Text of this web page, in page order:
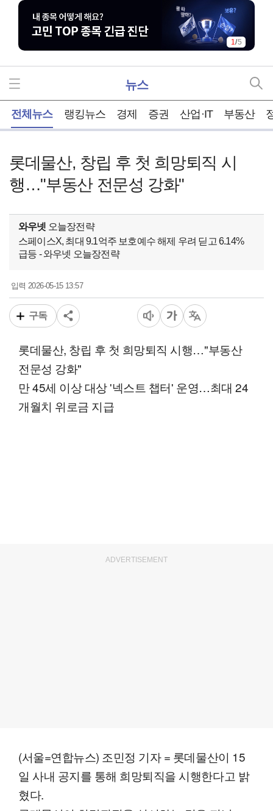
1/5
뉴스
전체뉴스 랭킹뉴스 경제 증권 산업·IT 부동산
롯데물산, 창립 후 첫 희망퇴직 시
행…"부동산 전문성 강화"
와우넷 오늘장전략
스페이스X, 최대 9.1억주 보호예수 해제 우려 딛고 6.14%
급등 - 와우넷 오늘장전략
입력2026-05-15 13:57
구독
롯데물산, 창립 후 첫 희망퇴직 시행…"부동산
전문성 강화"
만 45세 이상 대상 '넥스트 챕터' 운영…최대 24
개월치 위로금 지급
ADVERTISEMENT
(서울=연합뉴스) 조민정 기자 = 롯데물산이 15
일 사내 공지를 통해 희망퇴직을 시행한다고 밝
혔다.